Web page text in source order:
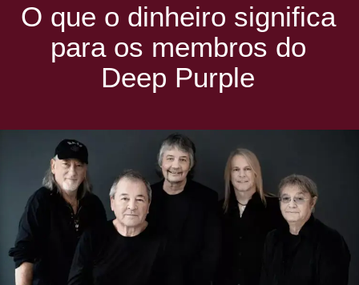
O que o dinheiro significa
para os membros do
Deep Purple